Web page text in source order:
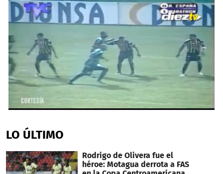
of
1
3
seconds
LO ÚLTIMO
Rodrigo de Olivera fue el
héroe: Motagua derrota a FAS